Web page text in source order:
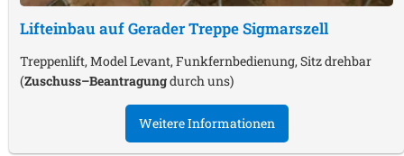
Lifteinbau auf Gerader TreppeSigmarszell
Treppenlift, Model Levant, Funkfernbedienung, Sitz drehbar
(Zuschuss–Beantragungdurch uns)
Weitere Informationen